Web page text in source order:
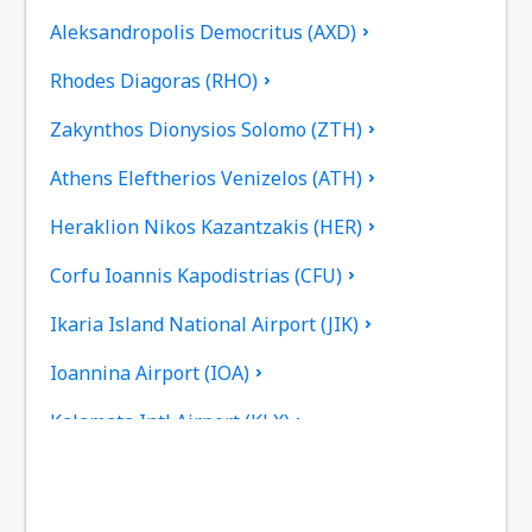
Aleksandropolis Democritus (AXD)
Rhodes Diagoras (RHO)
Zakynthos Dionysios Solomo (ZTH)
Athens Eleftherios Venizelos (ATH)
Heraklion Nikos Kazantzakis (HER)
Corfu Ioannis Kapodistrias (CFU)
Ikaria Island National Airport (JIK)
Ioannina Airport (IOA)
Kalamata Intl Airport (KLX)